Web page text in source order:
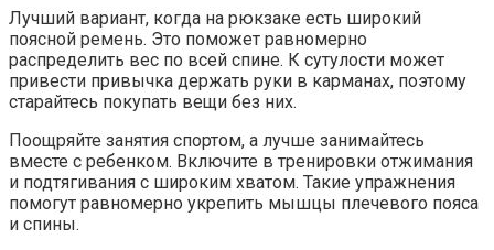
Лучший вариант, когда на рюкзаке есть широкий
поясной ремень. Это поможет равномерно
распределить вес по всей спине. К сутулости может
привести привычка держать руки в карманах, поэтому
старайтесь покупать вещи без них.
Поощряйте занятия спортом, а лучше занимайтесь
вместе с ребенком. Включите в тренировки отжимания
и подтягивания с широким хватом. Такие упражнения
помогут равномерно укрепить мышцы плечевого пояса
и спины.